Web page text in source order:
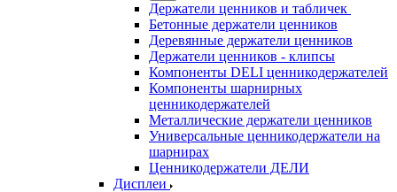
Держатели ценников и табличек
Бетонные держатели ценников
Деревянные держатели ценников
Держатели ценников - клипсы
Компоненты DELI ценникодержателей
Компоненты шарнирных
ценникодержателей
Металлические держатели ценников
Универсальные ценникодержатели на
шарнирах
Ценникодержатели ДЕЛИ
Дисплеи